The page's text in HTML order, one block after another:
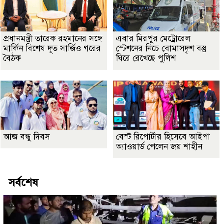
প্রধানমন্ত্রী তারেক রহমানের সঙ্গে
মার্কিন বিশেষ দূত সার্জিও গরের
বৈঠক
এবার মিরপুর মেট্রোরেল
স্টেশনের নিচে বোমাসদৃশ বস্তু
ঘিরে রেখেছে পুলিশ
আজ বন্ধু দিবস
বেস্ট রিপোর্টার হিসেবে আইপা
অ্যাওয়ার্ড পেলেন জয় শাহীন
সর্বশেষ